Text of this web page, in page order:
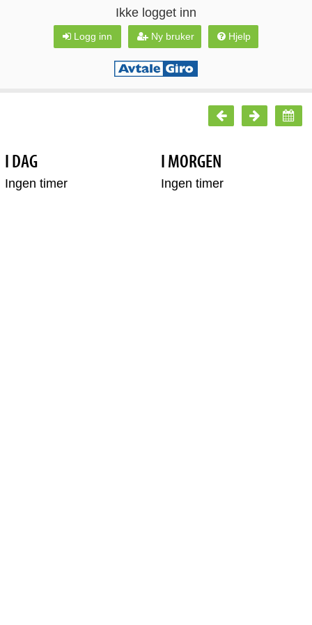
Ikke logget inn
Logg inn Ny bruker Hjelp
I DAG
Ingen timer
I MORGEN
Ingen timer